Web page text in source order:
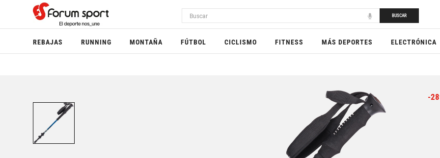
BUSCAR
REBAJAS RUNNING MONTAÑA FÚTBOL CICLISMO FITNESS MÁS DEPORTES ELECTRÓNICA
-28